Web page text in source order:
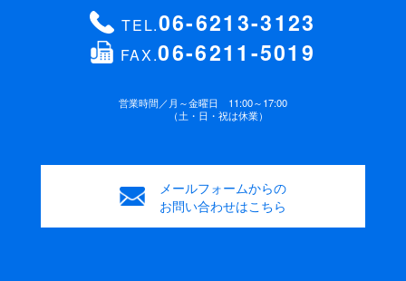
TEL.06-6213-3123
FAX.06-6211-5019
営業時間／月～金曜日 11:00～17:00
（土・日・祝は休業）
メールフォームからの
お問い合わせはこちら